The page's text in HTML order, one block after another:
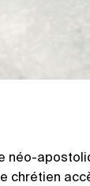
néo-
chrétien